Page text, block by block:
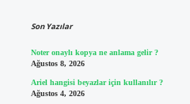
Son Yazılar
Noter onaylı kopya ne anlama gelir ?
Ağustos 8, 2026
Ariel hangisi beyazlar için kullanılır ?
Ağustos 4, 2026